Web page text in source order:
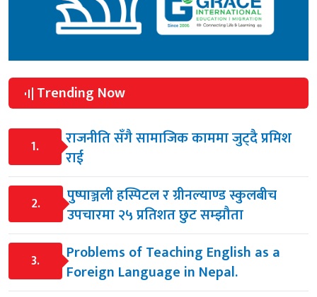
Trending Now
1.
राजनीति सँगै सामाजिक काममा जुट्दै प्रमिश
राई
2.
पुष्पाञ्जली हस्पिटल र ग्रीनल्याण्ड स्कुलबीच
उपचारमा २५ प्रतिशत छुट सम्झौता
3.
Problems of Teaching English as a
Foreign Language in Nepal.